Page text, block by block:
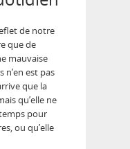
de notre
que de
mauvaise
n’en est pas
que la
qu’elle ne
pour
ou qu’elle